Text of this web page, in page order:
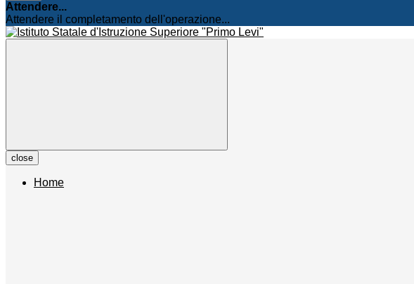
Attendere...
Attendere il completamento dell'operazione...
close
Home